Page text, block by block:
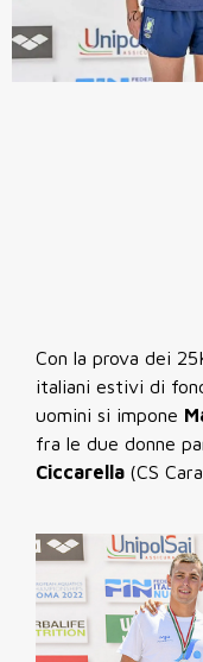
Con la prova dei
italiani estivi di
uomini si impone
fra le due donne
Ciccarella (CS